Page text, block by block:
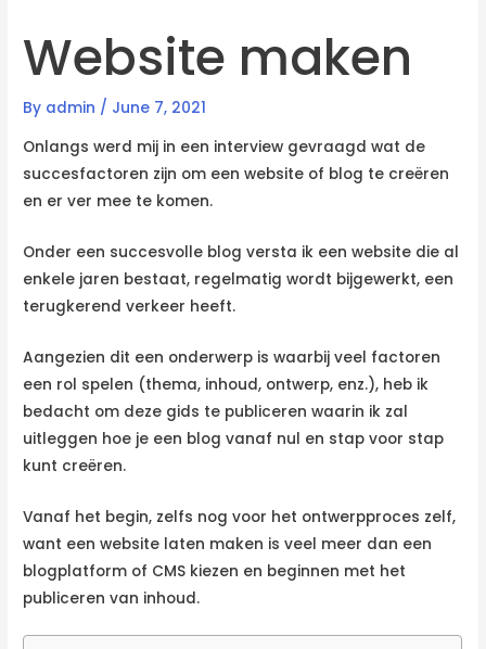
Website maken
By admin / June 7, 2021
Onlangs werd mij in een interview gevraagd wat de
succesfactoren zijn om een website of blog te creëren
en er ver mee te komen.
Onder een succesvolle blog versta ik een website die al
enkele jaren bestaat, regelmatig wordt bijgewerkt, een
terugkerend verkeer heeft.
Aangezien dit een onderwerp is waarbij veel factoren
een rol spelen (thema, inhoud, ontwerp, enz.), heb ik
bedacht om deze gids te publiceren waarin ik zal
uitleggen hoe je een blog vanaf nul en stap voor stap
kunt creëren.
Vanaf het begin, zelfs nog voor het ontwerpproces zelf,
want een website laten maken is veel meer dan een
blogplatform of CMS kiezen en beginnen met het
publiceren van inhoud.